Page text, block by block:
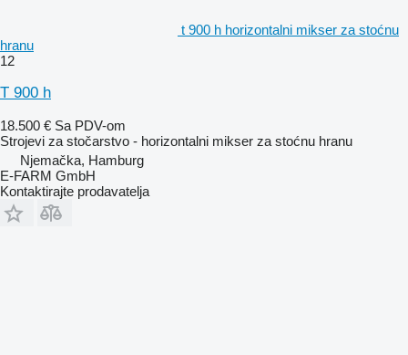
t 900 h horizontalni mikser za stoćnu
hranu
12
T 900 h
18.500 € Sa PDV-om
Strojevi za stočarstvo - horizontalni mikser za stoćnu hranu
Njemačka, Hamburg
E-FARM GmbH
Kontaktirajte prodavatelja